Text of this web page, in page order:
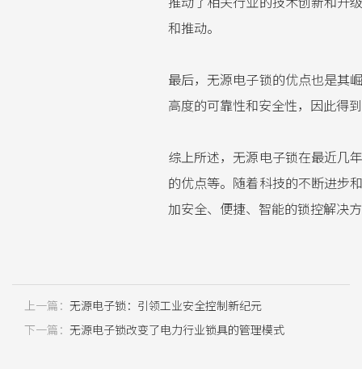
和推动。
最后，无源电子锁的优点也是其
高度的可靠性和安全性，因此得
综上所述，无源电子锁在最近几
的优点等。随着科技的不断进步
加安全、便捷、智能的锁控解决
上一篇： 无源电子锁：引领工业安全控制新纪元
下一篇： 无源电子锁改变了电力行业锁具的管理模式